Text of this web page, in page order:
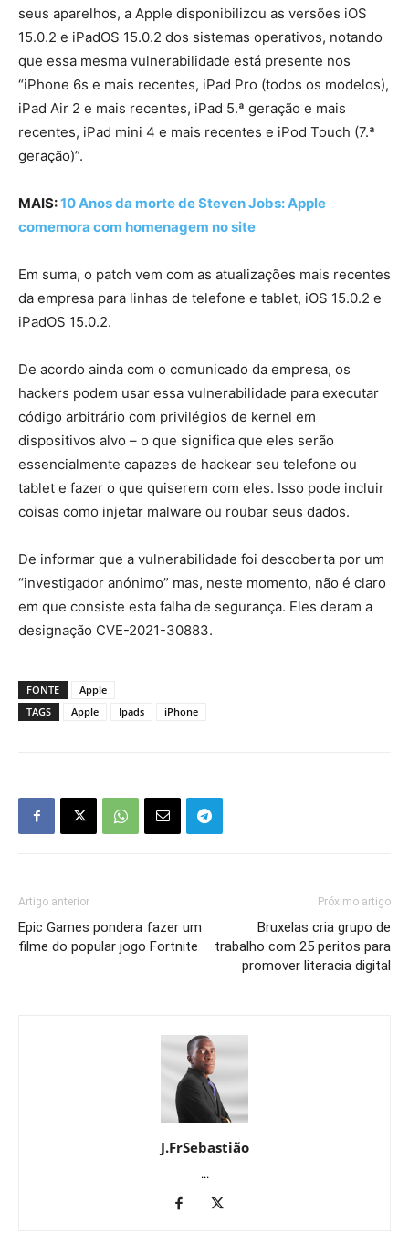
seus aparelhos, a Apple disponibilizou as versões iOS
15.0.2 e iPadOS 15.0.2 dos sistemas operativos, notando
que essa mesma vulnerabilidade está presente nos
“iPhone 6s e mais recentes, iPad Pro (todos os modelos),
iPad Air 2 e mais recentes, iPad 5.ª geração e mais
recentes, iPad mini 4 e mais recentes e iPod Touch (7.ª
geração)”.
MAIS:10 Anos da morte de Steven Jobs: Apple
comemora com homenagem no site
Em suma, o patch vem com as atualizações mais recentes
da empresa para linhas de telefone e tablet, iOS 15.0.2 e
iPadOS 15.0.2.
De acordo ainda com o comunicado da empresa, os
hackers podem usar essa vulnerabilidade para executar
código arbitrário com privilégios de kernel em
dispositivos alvo – o que significa que eles serão
essencialmente capazes de hackear seu telefone ou
tablet e fazer o que quiserem com eles. Isso pode incluir
coisas como injetar malware ou roubar seus dados.
De informar que a vulnerabilidade foi descoberta por um
“investigador anónimo” mas, neste momento, não é claro
em que consiste esta falha de segurança. Eles deram a
designação CVE-2021-30883.
FONTE
Apple
TAGS
Apple Ipads iPhone
Artigo anterior
Epic Games pondera fazer um
filme do popular jogo Fortnite
Próximo artigo
Bruxelas cria grupo de
trabalho com 25 peritos para
promover literacia digital
J.FrSebastião
...